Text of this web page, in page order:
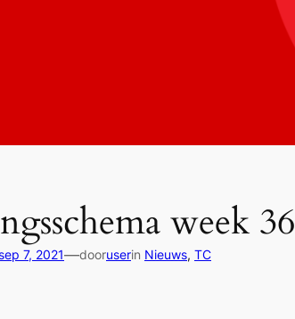
week 36
7, 2021—dooruserin Nieuws, TC